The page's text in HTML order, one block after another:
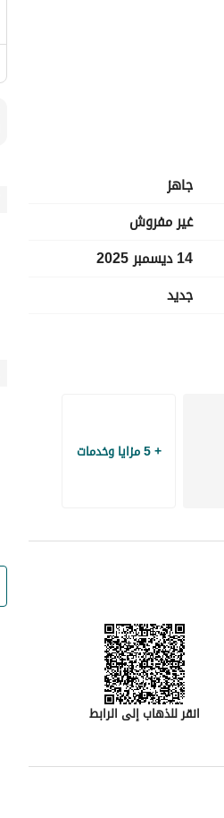
جاهز
غير مفروش
14 ديسمبر 2025
جديد
+ 5 مزايا وخدمات
انقر للذهاب إلى الرابط